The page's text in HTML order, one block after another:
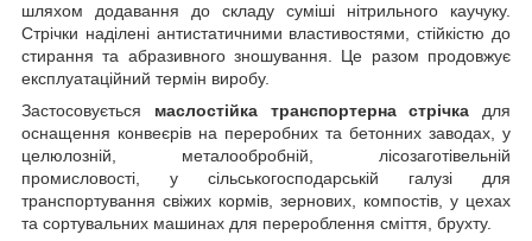
шляхом додавання до складу суміші нітрильного каучуку.
Стрічки наділені антистатичними властивостями, стійкістю до
стирання та абразивного зношування. Це разом продовжує
експлуатаційний термін виробу.
Застосовується маслостійка транспортерна стрічка для
оснащення конвеєрів на переробних та бетонних заводах, у
целюлозній, металообробній, лісозаготівельній
промисловості, у сільськогосподарській галузі для
транспортування свіжих кормів, зернових, компостів, у цехах
та сортувальних машинах для перероблення сміття, брухту.